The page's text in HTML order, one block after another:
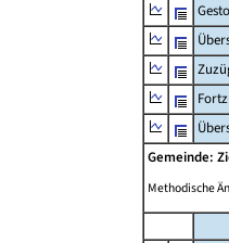
Gemeinde:
Methodische